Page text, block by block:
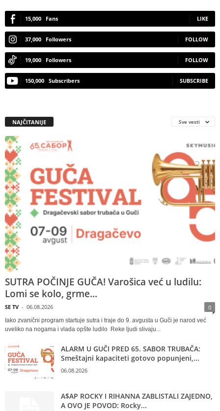
15,000 Fans LIKE
37,000 Followers FOLLOW
19,000 Followers FOLLOW
150,000 Subscribers SUBSCRIBE
NAJČITANIJE Sve vesti
SUTRA POČINJE GUČA! Varošica već u ludilu:
Lomi se kolo, grme...
SE TV - 06.08.2026 0
Iako zvanični program startuje sutra i traje do 9. avgusta u Guči je narod već
uveliko na nogama i vlada opšte ludilo Reke ljudi slivaju...
ALARM U GUČI PRED 65. SABOR TRUBAČA:
Smeštajni kapaciteti gotovo popunjeni,...
06.08.2026
A$AP ROCKY I RIHANNA ZABLISTALI ZAJEDNO,
A OVO JE POVOD: Rocky...